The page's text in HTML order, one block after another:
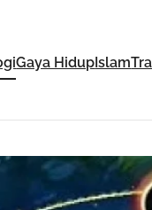
Gaya Hidup Islam